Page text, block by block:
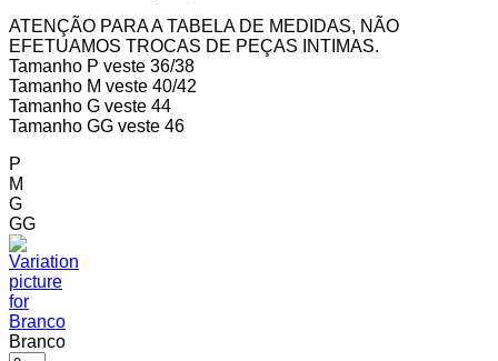
ATENÇÃO PARA A TABELA DE MEDIDAS, NÃO
EFETUAMOS TROCAS DE PEÇAS INTIMAS.
Tamanho P veste 36/38
Tamanho M veste 40/42
Tamanho G veste 44
Tamanho GG veste 46
P
M
G
GG
Branco